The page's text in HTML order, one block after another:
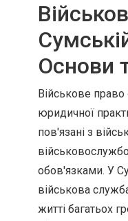
Основи
Військове
юридичної
пов'язані з
обов'язками. У
військова
житті багатьох